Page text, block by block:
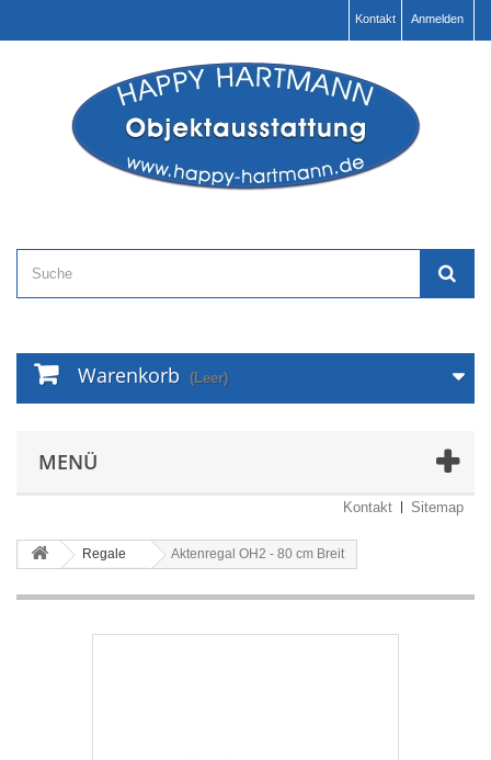
Anmelden
Kontakt
Warenkorb (Leer)
MENÜ
Kontakt Sitemap
Regale Aktenregal OH2 - 80 cm Breit